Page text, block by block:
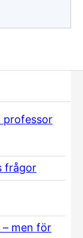
professor
frågor
men för